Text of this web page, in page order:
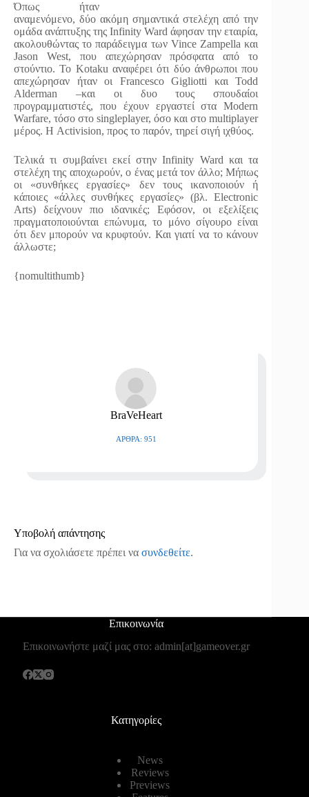
Όπως ήταν
αναμενόμενο, δύο ακόμη σημαντικά στελέχη από την
ομάδα ανάπτυξης της Infinity Ward άφησαν την εταιρία,
ακολουθώντας το παράδειγμα των Vince Zampella και
Jason West, που απεχώρησαν πρόσφατα από το
στούντιο. Το Kotaku αναφέρει ότι δύο άνθρωποι που
απεχώρησαν ήταν οι Francesco Gigliotti και Todd
Alderman –και οι δυο τους σπουδαίοι
προγραμματιστές, που έχουν εργαστεί στα Modern
Warfare, τόσο στο singleplayer, όσο και στο multiplayer
μέρος. Η Activision, προς το παρόν, τηρεί σιγή ιχθύος.
Τελικά τι συμβαίνει εκεί στην Infinity Ward και τα
στελέχη της αποχωρούν, ο ένας μετά τον άλλο; Μήπως
οι «συνθήκες εργασίες» δεν τους ικανοποιούν ή
κάποιες «άλλες συνθήκες εργασίες» (βλ. Electronic
Arts) δείχνουν πιο ιδανικές; Εφόσον, οι εξελίξεις
πραγματοποιούνται επώνυμα, το μόνο σίγουρο είναι
ότι δεν μπορούν να κρυφτούν. Και γιατί να το κάνουν
άλλωστε;
{nomultithumb}
BraVeHeart
ΆΡΘΡΑ: 951
Υποβολή απάντησης
Για να σχολιάσετε πρέπει να συνδεθείτε.
Επικοινωνία
Επικοινωνήστε μαζί μας στο: admin[at]gameover.gr
Κατηγορίες
News
Reviews
Previews